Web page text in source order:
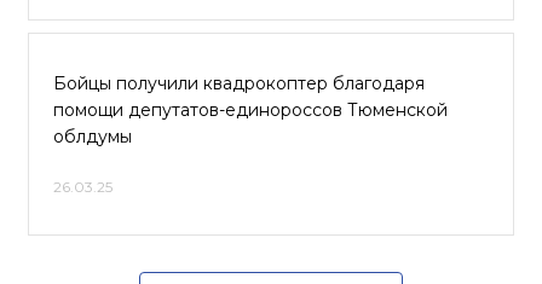
Бойцы получили квадрокоптер благодаря
помощи депутатов-единороссов Тюменской
облдумы
26.03.25